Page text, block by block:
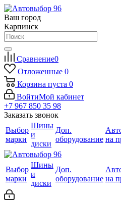
Ваш город
Карпинск
Сравнение0
Отложенные 0
Корзина пуста 0
ВойтиМой кабинет
+7 967 850 35 98
Заказать звонок
Выбор
марки
Шины
и
диски
Доп.
оборудование на
Выбор
марки
Шины
и
диски
Доп.
оборудование на